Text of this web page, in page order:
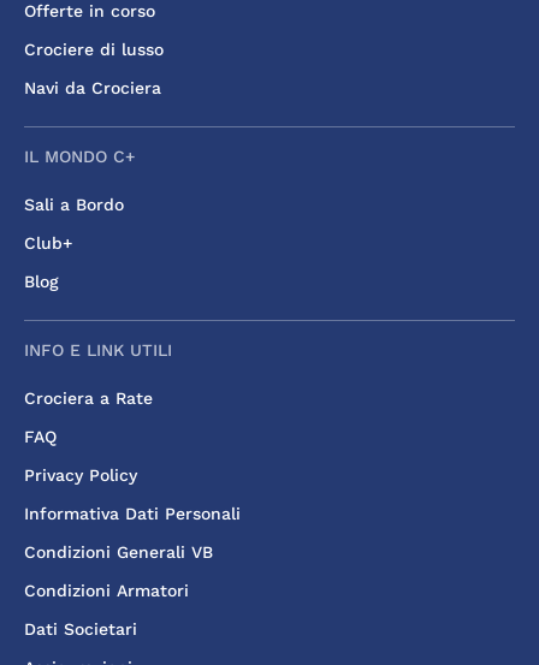
Offerte in corso
Crociere di lusso
Navi da Crociera
IL MONDO C+
Sali a Bordo
Club+
Blog
INFO E LINK UTILI
Crociera a Rate
FAQ
Privacy Policy
Informativa Dati Personali
Condizioni Generali VB
Condizioni Armatori
Dati Societari